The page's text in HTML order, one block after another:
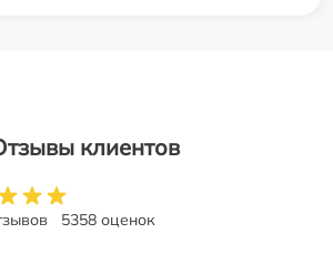
клиентов
5358 оценок